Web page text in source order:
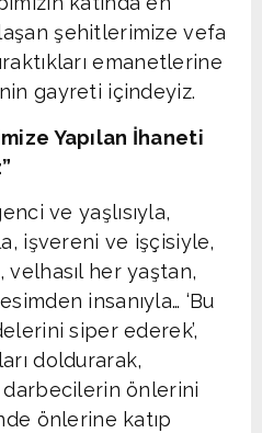
şehitlerimize vefa
emanetlerine
gayreti içindeyiz.
Yapılan İhaneti
ve yaşlısıyla,
işvereni ve işçisiyle,
velhasıl her yaştan,
insanıyla… ‘Bu
siper ederek’,
doldurarak,
önlerini
önlerine katıp